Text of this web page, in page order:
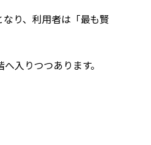
り、利用者は「最も賢
入りつつあります。